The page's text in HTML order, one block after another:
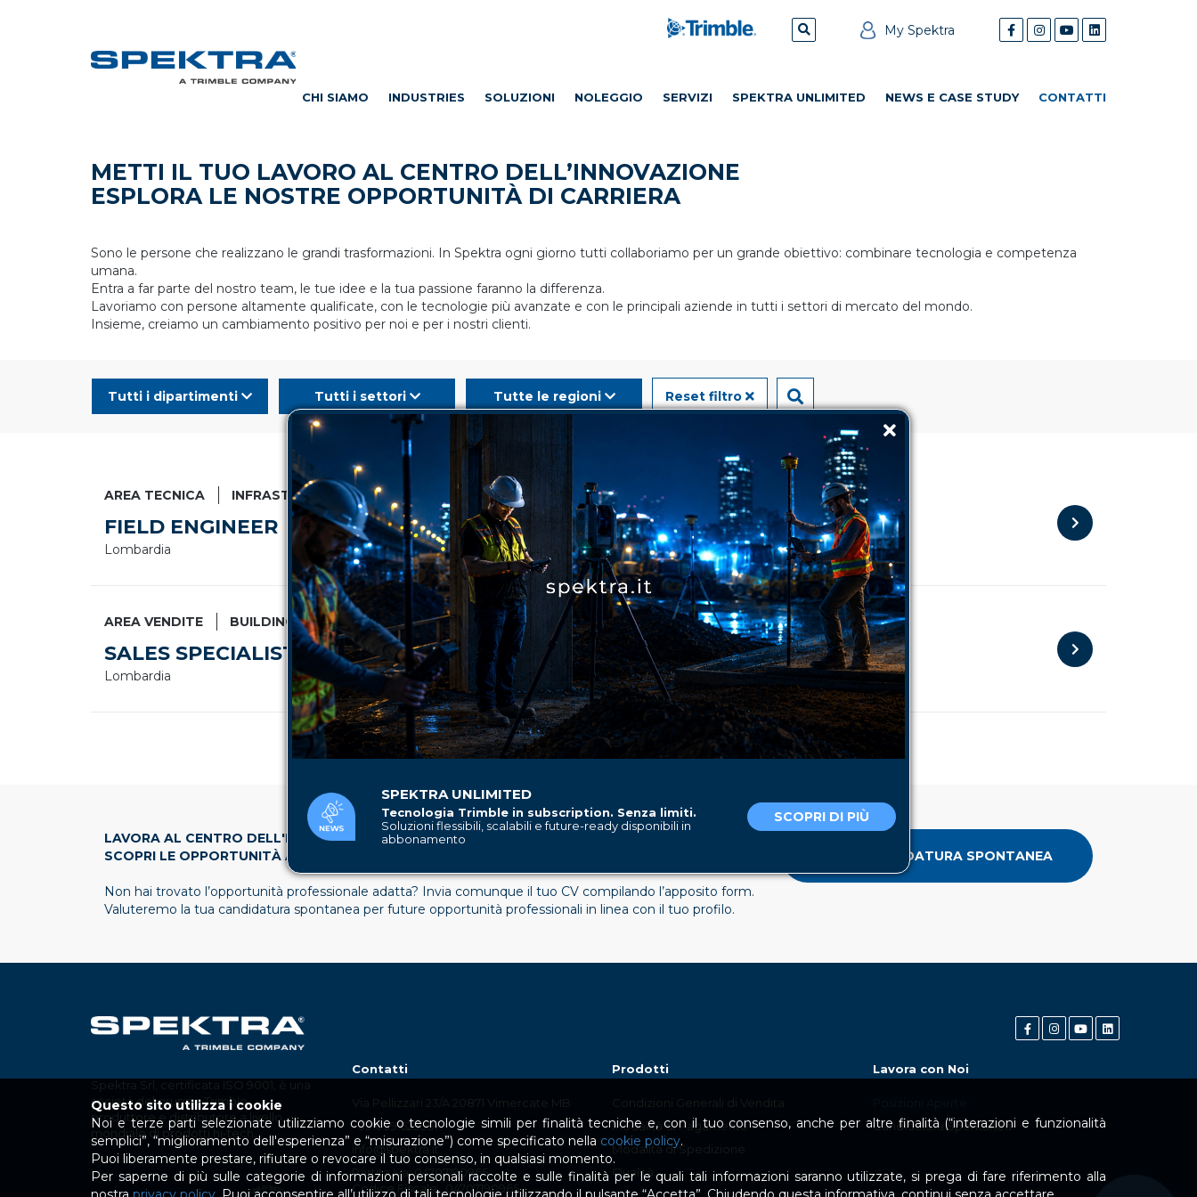
My Spektra
CHI SIAMO INDUSTRIES SOLUZIONI NOLEGGIO SERVIZI SPEKTRA UNLIMITED NEWS E CASE STUDY CONTATTI
SPEKTRA UNLIMITED
Tecnologia Trimble in subscription. Senza limiti.
Soluzioni flessibili, scalabili e future-ready disponibili in
abbonamento
SCOPRI DI PIÙ
METTI IL TUO LAVORO AL CENTRO DELL’INNOVAZIONE
ESPLORA LE NOSTRE OPPORTUNITÀ DI CARRIERA
Sono le persone che realizzano le grandi trasformazioni. In Spektra ogni giorno tutti collaboriamo per un grande obiettivo: combinare tecnologia e competenza
umana.
Entra a far parte del nostro team, le tue idee e la tua passione faranno la differenza.
Lavoriamo con persone altamente qualificate, con le tecnologie più avanzate e con le principali aziende in tutti i settori di mercato del mondo.
Insieme, creiamo un cambiamento positivo per noi e per i nostri clienti.
Tutti i dipartimenti Tutti i settori Tutte le regioni Reset filtro
AREA TECNICA INFRASTRUTTURE STRADALI
FIELD ENGINEER
Lombardia
AREA VENDITE BUILDING CONSTRUCTION
SALES SPECIALIST
Lombardia
LAVORA AL CENTRO DELL'INNOVAZIONE
SCOPRI LE OPPORTUNITÀ APERTE IN SPEKTRA A TRIMBLE COMPANY
Non hai trovato l’opportunità professionale adatta? Invia comunque il tuo CV compilando l’apposito form.
Valuteremo la tua candidatura spontanea per future opportunità professionali in linea con il tuo profilo.
INVIA CANDIDATURA SPONTANEA
Spektra Srl, certificata ISO 9001, è una
società del gruppo Trimble,
produttore e distributore a livello
mondiale di prodotti hi-tech.
Contatti
Via Pellizzari 23/A 20871 Vimercate MB
+39.039.625051
info@spektra.it
Partita Iva: 04707190965
Codice Fiscale : 04707190965
Prodotti
Condizioni Generali di Vendita
Modalità di Pagamento
Modalità di Spedizione
Qualità
Lavora con Noi
Candidatura Spontanea
Questo sito utilizza i cookie
Noi e terze parti selezionate utilizziamo cookie o tecnologie simili per finalità tecniche e, con il tuo consenso, anche per altre finalità (“interazioni e funzionalità
semplici”, “miglioramento dell'esperienza” e “misurazione”) come specificato nella cookie policy.
Puoi liberamente prestare, rifiutare o revocare il tuo consenso, in qualsiasi momento.
Per saperne di più sulle categorie di informazioni personali raccolte e sulle finalità per le quali tali informazioni saranno utilizzate, si prega di fare riferimento alla